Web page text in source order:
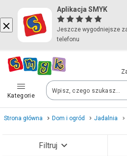
Aplikacja SMYK
Jeszcze wygodniejsze
telefonu
Kategorie
Kraj i język
Polska (Poland)
Twoje zamówienia dostarczymy na
Polski
Strona główna Dom i ogród Jadalnia
Filtruj